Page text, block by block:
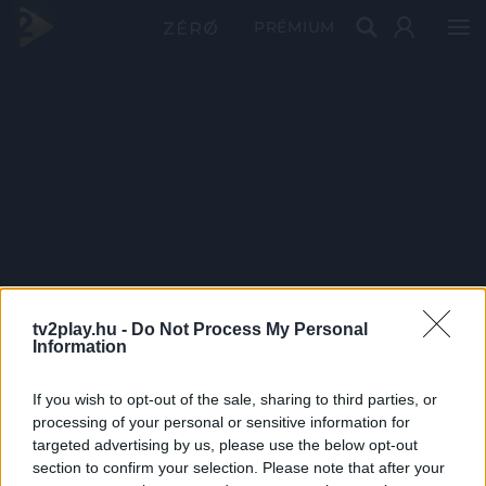
tv2play.hu - Do Not Process My Personal
Information
If you wish to opt-out of the sale, sharing to third parties, or
processing of your personal or sensitive information for
targeted advertising by us, please use the below opt-out
section to confirm your selection. Please note that after your